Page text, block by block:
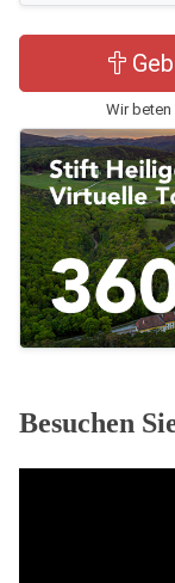
Wir
Besuchen